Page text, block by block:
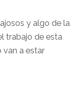
y algo de la
trabajo de esta
van a estar